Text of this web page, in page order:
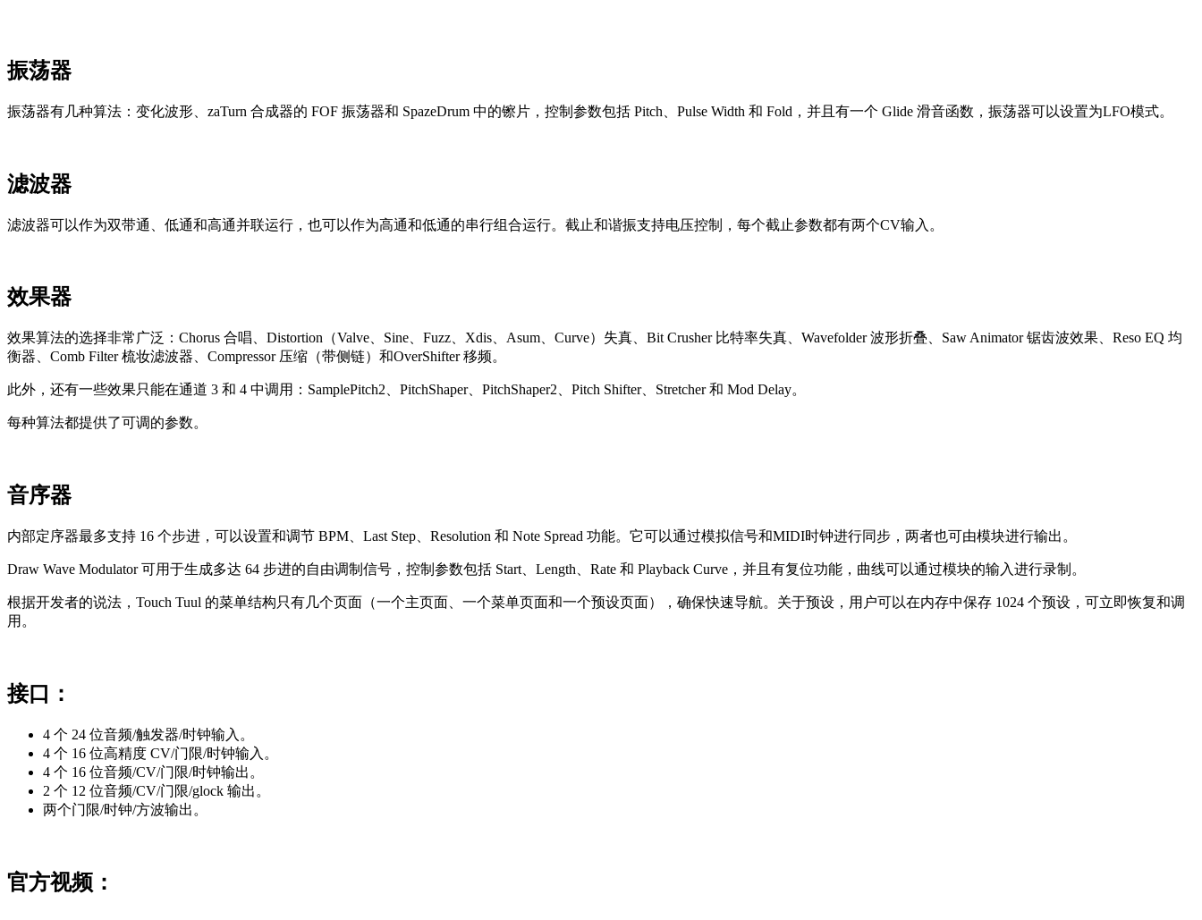
振荡器
振荡器有几种算法：变化波形、zaTurn 合成器的 FOF 振荡器和 SpazeDrum 中的镲片，控制参数包括 Pitch、Pulse Width 和 Fold，并且有一个 Glide 滑音函数，振荡器可以设置为LFO模式。
滤波器
滤波器可以作为双带通、低通和高通并联运行，也可以作为高通和低通的串行组合运行。截止和谐振支持电压控制，每个截止参数都有两个CV输入。
效果器
效果算法的选择非常广泛：Chorus 合唱、Distortion（Valve、Sine、Fuzz、Xdis、Asum、Curve）失真、Bit Crusher 比特率失真、Wavefolder 波形折叠、Saw Animator 锯齿波效果、Reso EQ 均
衡器、Comb Filter 梳妆滤波器、Compressor 压缩（带侧链）和OverShifter 移频。
此外，还有一些效果只能在通道 3 和 4 中调用：SamplePitch2、PitchShaper、PitchShaper2、Pitch Shifter、Stretcher 和 Mod Delay。
每种算法都提供了可调的参数。
音序器
内部定序器最多支持 16 个步进，可以设置和调节 BPM、Last Step、Resolution 和 Note Spread 功能。它可以通过模拟信号和MIDI时钟进行同步，两者也可由模块进行输出。
Draw Wave Modulator 可用于生成多达 64 步进的自由调制信号，控制参数包括 Start、Length、Rate 和 Playback Curve，并且有复位功能，曲线可以通过模块的输入进行录制。
根据开发者的说法，Touch Tuul 的菜单结构只有几个页面（一个主页面、一个菜单页面和一个预设页面），确保快速导航。关于预设，用户可以在内存中保存 1024 个预设，可立即恢复和调
用。
接口：
4 个 24 位音频/触发器/时钟输入。
4 个 16 位高精度 CV/门限/时钟输入。
4 个 16 位音频/CV/门限/时钟输出。
2 个 12 位音频/CV/门限/glock 输出。
两个门限/时钟/方波输出。
官方视频：